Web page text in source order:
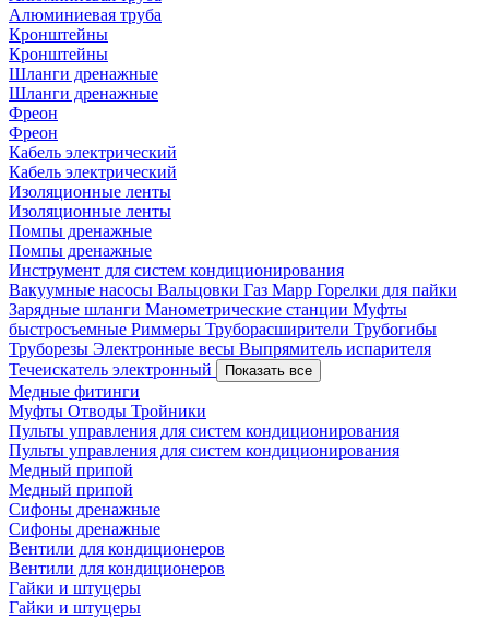
Алюминиевая труба
Кронштейны
Кронштейны
Шланги дренажные
Шланги дренажные
Фреон
Фреон
Кабель электрический
Кабель электрический
Изоляционные ленты
Изоляционные ленты
Помпы дренажные
Помпы дренажные
Инструмент для систем кондиционирования
Вакуумные насосы Вальцовки Газ Mapp Горелки для пайки
Зарядные шланги Манометрические станции Муфты
быстросъемные Риммеры Труборасширители Трубогибы
Труборезы Электронные весы Выпрямитель испарителя
Течеискатель электронный
Показать все
Медные фитинги
Муфты Отводы Тройники
Пульты управления для систем кондиционирования
Пульты управления для систем кондиционирования
Медный припой
Медный припой
Сифоны дренажные
Сифоны дренажные
Вентили для кондиционеров
Вентили для кондиционеров
Гайки и штуцеры
Гайки и штуцеры